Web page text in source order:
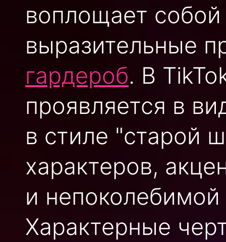
воплощает
выразительные
гардероб. В
проявляется в
в стиле "старой
характеров,
и
Характерные